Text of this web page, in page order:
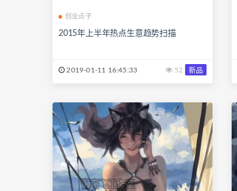
创业点子
2015年上半年热点生意趋势扫描
2019-01-11 16:45:33 52 新品